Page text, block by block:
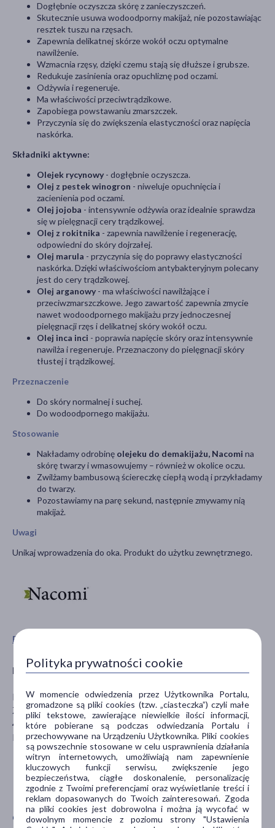
Pokaż wszystkie produkty NACOMI
Producent
NACOMI GROUP SP. Z O.O
Ziołowa 29
43-365 Wilkowice
biuro@nacomigroup.pl
Dogłębnie oczyszcza skórę z zanieczyszczeń.
Skutecznie usuwa wodoodporny makijaż, nie pozostawiając
resztek tuszu na rzęsach.
Zapewnia delikatnej skórze wokół oczu optymalne
nawilżenie.
Wzmacnia rzęsy, dzięki czemu stają się dłuższe i grubsze.
Redukuje zasinienia oraz opuchliznę pod oczami.
Odżywia i regeneruje.
Ma właściwości przeciwtrądzikowe.
Zapobiega powstawaniu zmarszczek.
Przyczynia się do zwiększenia elastyczności oraz napięcia
naskórka.
Składniki aktywne:
Olejek rycynowy - dogłębnie oczyszcza.
Olej z pestek winogron - niweluje opuchnięcia i
zacienienia pod oczami.
Olej jojoba - intensywnie odżywia oraz idealnie sprawdza
się w pielęgnacji cery trądzikowej.
Olej z rokitnika - zapewnia nawilżenie i regenerację,
odpowiedni do skóry dojrzałej.
Olej marula - przyczynia się do poprawy elastyczności
naskórka. Dzięki właściwościom antybakteryjnym polecany
jest do cery trądzikowej.
Olej arganowy - ma właściwości nawilżające i
przeciwzmarszczkowe. Jego zawartość zapewnia zmycie
nawet wodoodpornego makijażu przy jednoczesnej
pielęgnacji rzęs i delikatnej skóry wokół oczu.
Olej inca inci - poprawia napięcie skóry oraz intensywnie
nawilża i regeneruje. Przeznaczony do pielęgnacji skóry
tłustej i trądzikowej.
Przeznaczenie
Do skóry normalnej i suchej.
Do wodoodpornego makijażu.
Stosowanie
Nakładamy odrobinę olejeku do demakijażu, Nacomi na
skórę twarzy i wmasowujemy – również w okolice oczu.
Zwilżamy bambusową ściereczkę ciepłą wodą i przykładamy
do twarzy.
Pozostawiamy na parę sekund, następnie zmywamy nią
makijaż.
Uwagi
Unikaj wprowadzenia do oka. Produkt do użytku zewnętrznego.
CECHY PRODUKTU
Polityka prywatności cookie
W momencie odwiedzenia przez Użytkownika Portalu,
gromadzone są pliki cookies (tzw. „ciasteczka”) czyli małe
pliki tekstowe, zawierające niewielkie ilości informacji,
które pobierane są podczas odwiedzania Portalu i
przechowywane na Urządzeniu Użytkownika. Pliki cookies
są powszechnie stosowane w celu usprawnienia działania
witryn internetowych, umożliwiają nam zapewnienie
kluczowych funkcji serwisu, zwiększenie jego
bezpieczeństwa, ciągłe doskonalenie, personalizację
zgodnie z Twoimi preferencjami oraz wyświetlanie treści i
reklam dopasowanych do Twoich zainteresowań. Zgoda
na pliki cookies jest dobrowolna i można ją wycofać w
dowolnym momencie z poziomu strony "Ustawienia